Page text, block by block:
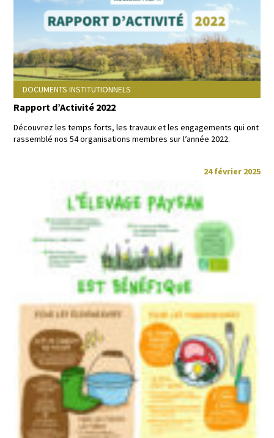
DOCUMENTS INSTITUTIONNELS
Rapport d’Activité 2022
Décou­vrez les temps forts, les travaux et les engage­ments qui ont
rassem­blé nos 54 organ­i­sa­tions mem­bres sur l’année 2022.
24 février 2025